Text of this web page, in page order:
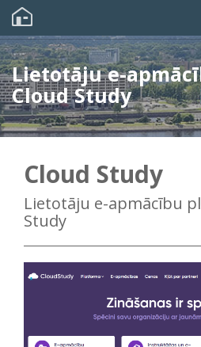
Pārlekt
galveno
saturu
Lietotāju e-
Cloud Study
Cloud Study
Lietotāju e-apmācību
Study